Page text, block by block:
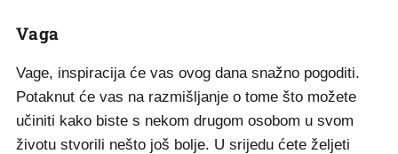
Vaga
Vage, inspiracija će vas ovog dana snažno pogoditi.
Potaknut će vas na razmišljanje o tome što možete
učiniti kako biste s nekom drugom osobom u svom
životu stvorili nešto još bolje. U srijedu ćete željeti